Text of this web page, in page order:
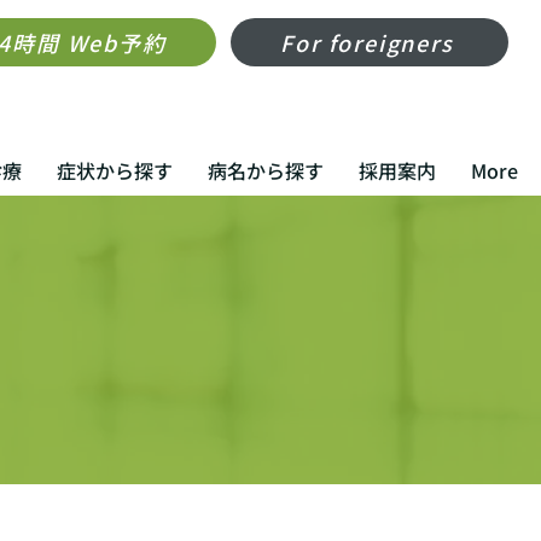
時間 Web予約 For foreigners
症状から探す 病名から探す 採用案内 More